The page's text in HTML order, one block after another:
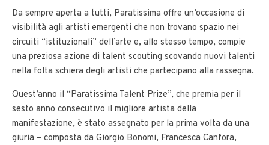
Da sempre aperta a tutti, Paratissima offre un’occasione di
visibilità agli artisti emergenti che non trovano spazio nei
circuiti “istituzionali” dell’arte e, allo stesso tempo, compie
una preziosa azione di talent scouting scovando nuovi talenti
nella folta schiera degli artisti che partecipano alla rassegna.
Quest’anno il “Paratissima Talent Prize”, che premia per il
sesto anno consecutivo il migliore artista della
manifestazione, è stato assegnato per la prima volta da una
giuria – composta da Giorgio Bonomi, Francesca Canfora,